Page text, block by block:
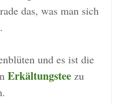
das, was man sich
und es ist die
Erkältungstee zu